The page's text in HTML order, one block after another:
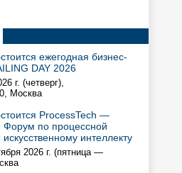
ежегодная бизнес-
DAY 2026
г. (четверг),
, Москва
ProcessTech —
Форум по процессной
интеллекту
2026 г. (пятница —